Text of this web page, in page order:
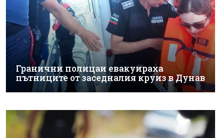
Гранични полицаи евакуираха
пътниците от заседналия круиз в Дунав